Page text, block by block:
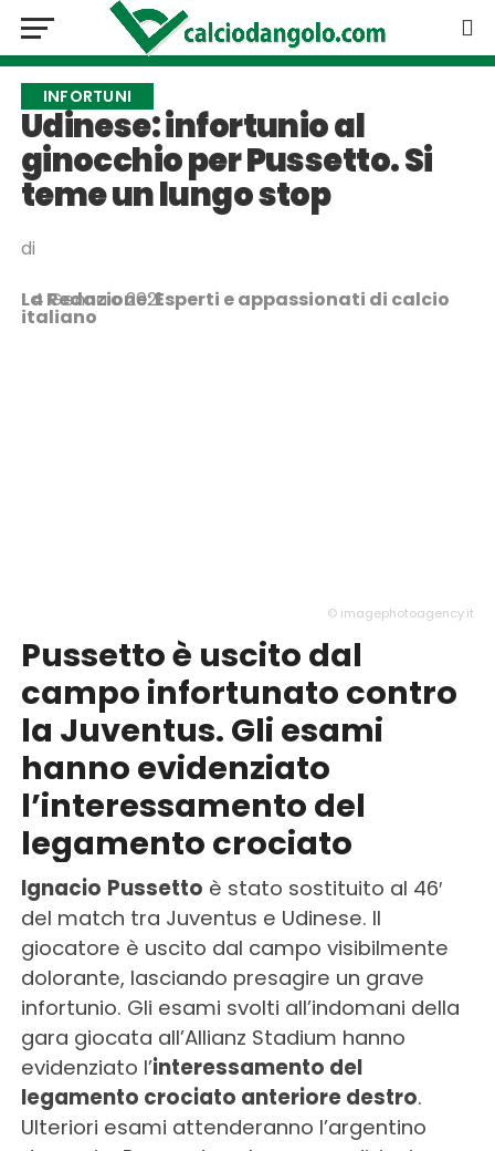
INFORTUNI
Udinese: infortunio al
ginocchio per Pussetto. Si
teme un lungo stop
di
La Redazione: Esperti e appassionati di calcio
italiano
4 Gennaio 2021
© imagephotoagency.it
Pussetto è uscito dal
campo infortunato contro
la Juventus. Gli esami
hanno evidenziato
l’interessamento del
legamento crociato
Ignacio Pussetto è stato sostituito al 46′
del match tra Juventus e Udinese. Il
giocatore è uscito dal campo visibilmente
dolorante, lasciando presagire un grave
infortunio. Gli esami svolti all’indomani della
gara giocata all’Allianz Stadium hanno
evidenziato l’interessamento del
legamento crociato anteriore destro.
Ulteriori esami attenderanno l’argentino